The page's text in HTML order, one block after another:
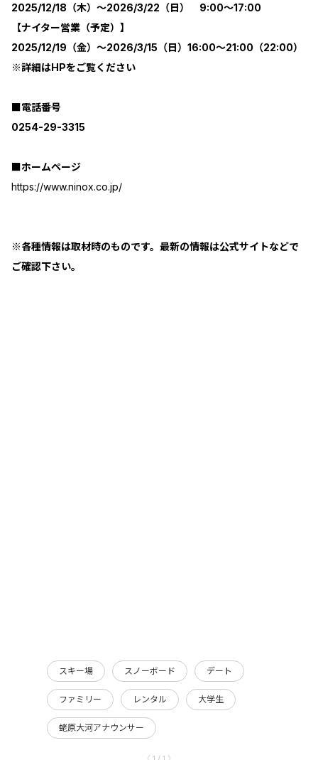
2025/12/18（木）～2026/3/22（日） 9:00～17:00
【ナイター営業（予定）】
2025/12/19（金）～2026/3/15（日）16:00～21:00（22:00）
※詳細はHPをご覧ください
■電話番号
0254-29-3315
■ホームページ
https://www.ninox.co.jp/
※各種情報は取材時のものです。最新の情報は公式サイトなどで
ご確認下さい。
スキー場 スノーボード デート
ファミリー レンタル 大学生
蛯原大河アナウンサー